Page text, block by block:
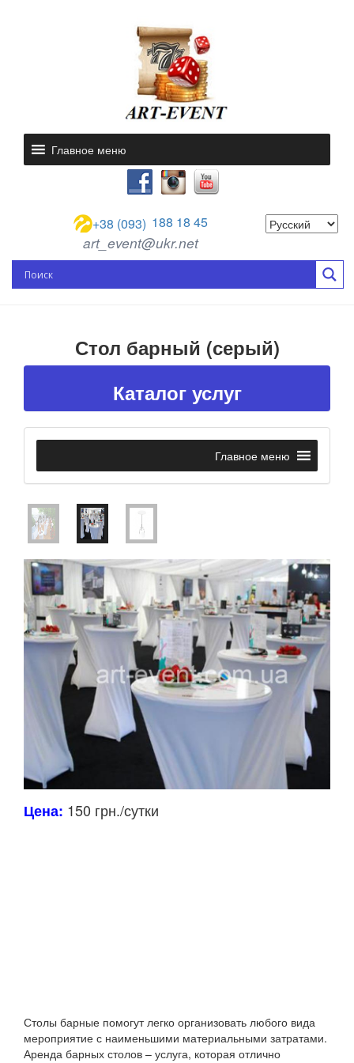
Главное меню
+38 (093) 188 18 45
art_event@ukr.net
Стол барный (серый)
Каталог услуг
Главное меню
Цена: 150 грн./сутки
Столы барные помогут легко организовать любого вида
мероприятие с наименьшими материальными затратами.
Аренда барных столов – услуга, которая отлично